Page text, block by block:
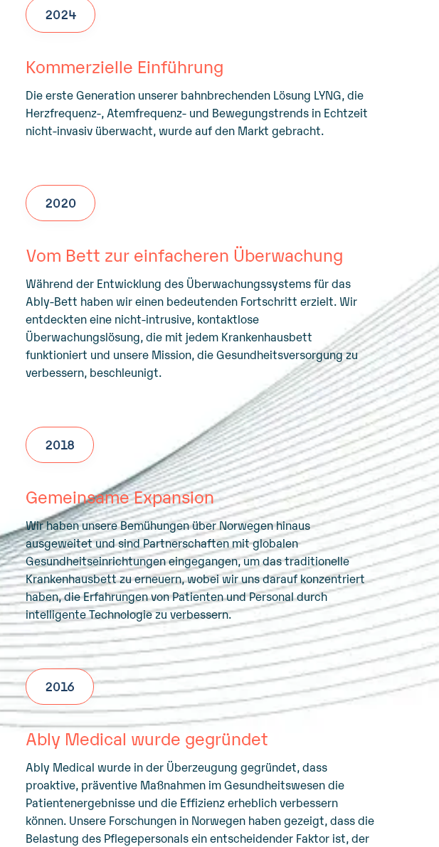
2024
Kommerzielle Einführung
Die erste Generation unserer bahnbrechenden Lösung LYNG, die
Herzfrequenz-, Atemfrequenz- und Bewegungstrends in Echtzeit
nicht-invasiv überwacht, wurde auf den Markt gebracht.
2020
Vom Bett zur einfacheren Überwachung
Während der Entwicklung des Überwachungssystems für das
Ably-Bett haben wir einen bedeutenden Fortschritt erzielt. Wir
entdeckten eine nicht-intrusive, kontaktlose
Überwachungslösung, die mit jedem Krankenhausbett
funktioniert und unsere Mission, die Gesundheitsversorgung zu
verbessern, beschleunigt.
2018
Gemeinsame Expansion
Wir haben unsere Bemühungen über Norwegen hinaus
ausgeweitet und sind Partnerschaften mit globalen
Gesundheitseinrichtungen eingegangen, um das traditionelle
Krankenhausbett zu erneuern, wobei wir uns darauf konzentriert
haben, die Erfahrungen von Patienten und Personal durch
intelligente Technologie zu verbessern.
2016
Ably Medical wurde gegründet
Ably Medical wurde in der Überzeugung gegründet, dass
proaktive, präventive Maßnahmen im Gesundheitswesen die
Patientenergebnisse und die Effizienz erheblich verbessern
können. Unsere Forschungen in Norwegen haben gezeigt, dass die
Belastung des Pflegepersonals ein entscheidender Faktor ist, der